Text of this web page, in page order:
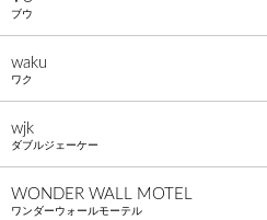
ブウ
waku
ワク
wjk
ダブルジェーケー
WONDER WALL MOTEL
ワンダーウォールモーテル